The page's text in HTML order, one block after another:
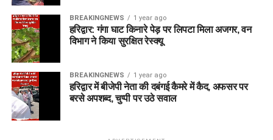
BREAKINGNEWS 1 year ago
हरिद्वार: गंगा घाट किनारे पेड़ पर लिपटा मिला अजगर, वन
विभाग ने किया सुरक्षित रेस्क्यू
BREAKINGNEWS 1 year ago
हरिद्वार में बीजेपी नेता की दबंगई कैमरे में कैद, अफसर पर
बरसे अपशब्द, चुप्पी पर उठे सवाल